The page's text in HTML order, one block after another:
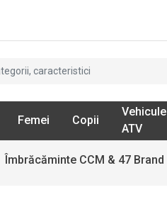
Femei Copii
Vehicule
ATV
Îmbrăcăminte CCM & 47 Brand